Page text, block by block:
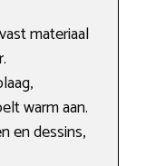
materiaal
warm aan.
en dessins,